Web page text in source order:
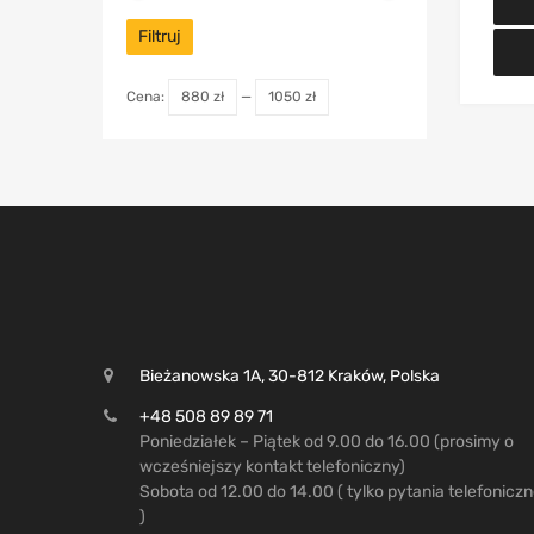
Filtruj
Cena: 880 zł — 1050 zł
Bieżanowska 1A, 30-812 Kraków, Polska
+48 508 89 89 71
Poniedziałek – Piątek od 9.00 do 16.00 (prosimy o
wcześniejszy kontakt telefoniczny)
Sobota od 12.00 do 14.00 ( tylko pytania
)